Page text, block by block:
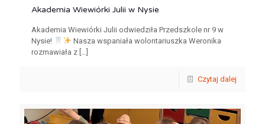
Akademia Wiewiórki Julii w Nysie
Akademia Wiewiórki Julii odwiedziła Przedszkole nr 9 w
Nysie!
Nasza wspaniała wolontariuszka Weronika
rozmawiała z […]
Czytaj dalej